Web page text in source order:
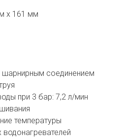
х 161 мм
соединением
при 3 бар: 7,2 л/мин
температуры